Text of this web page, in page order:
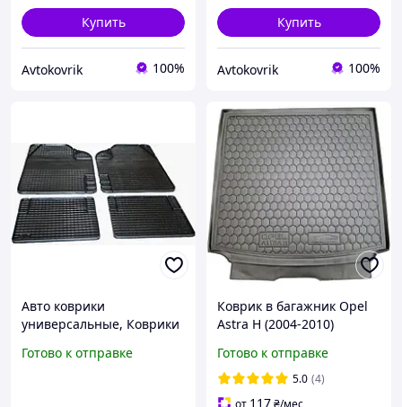
Купить
Avtokovrik 100%
Купить
Avtokovrik 100%
Авто коврики
универсальные, Коврики
шт.
Готово к отправке
Коврик в багажник Opel
Astra H (2004-2010)
Готово к отправке
5.0 (4)
117